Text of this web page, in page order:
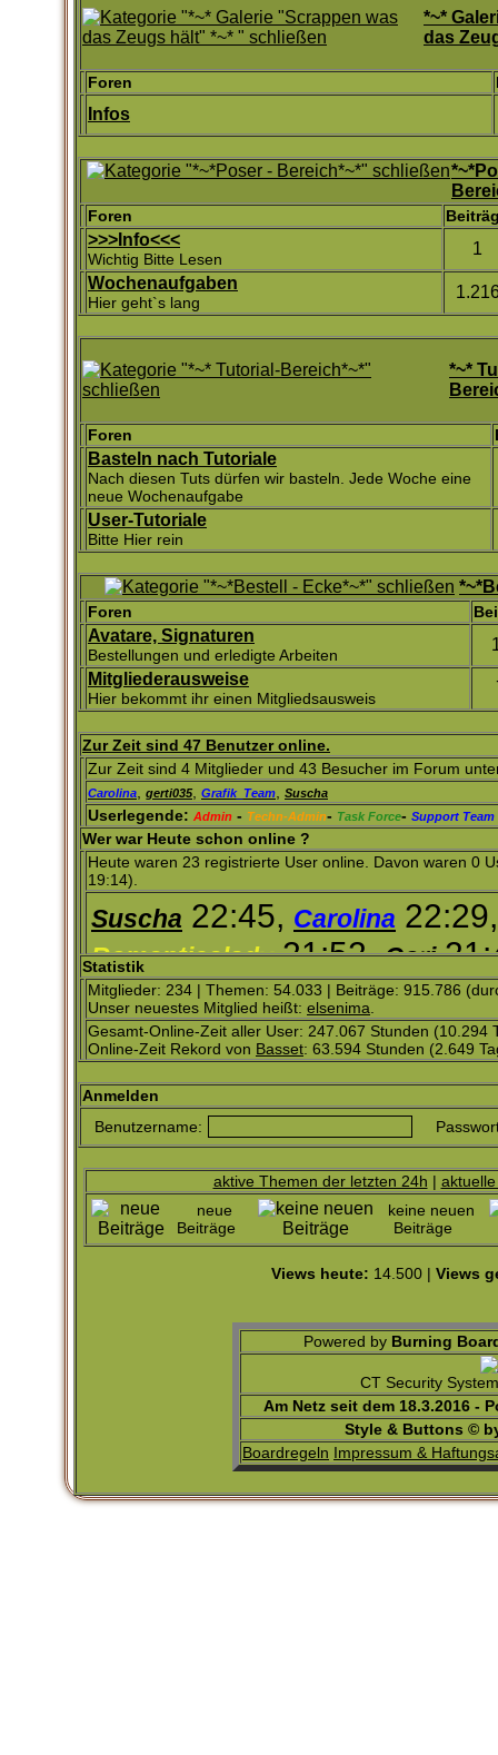
*~*
das
Foren
Infos
Foren
>>>Info<<<
Wichtig Bitte Lesen
1
Wochenaufgaben
Hier geht`s lang
*~*
Foren
Basteln nach Tutoriale
Nach diesen Tuts dürfen wir basteln. Jede Woche eine
neue Wochenaufgabe
User-Tutoriale
Bitte Hier rein
Foren
Avatare, Signaturen
Bestellungen und erledigte Arbeiten
Mitgliederausweise
Hier bekommt ihr einen Mitgliedsausweis
Zur Zeit sind 47 Benutzer online.
Zur Zeit sind 4 Mitglieder und 43 Besucher im Forum
Carolina gerti035, Grafik_Team Suscha
Userlegende: Admin - Techn-Admin- Task Force- Support Team
Wer war Heute schon online ?
Heute waren 23 registrierte User online. Davon waren 0
19:14).
Suscha 22:45, Carolina 22:29,
Romanticalady21:52, Cori
Mighomel21:09, Yogi19:59,
Monika18:04, Mausi5117:27,
Petra 835115:16, editha
Moni11:26, Manuela11:12,
Statistik
Mitglieder: 234 | Themen: 54.033 | Beiträge: 915.786
Unser neuestes Mitglied heißt: elsenima
Gesamt-Online-Zeit aller User: 247.067 Stunden (10.294
Online-Zeit Rekord von Basset: 63.594 Stunden (2.649
Anmelden
Benutzername:
aktive Themen der letzten 24h |
neue
Beiträge
keine neuen
Beiträge
Views heute: 14.500 | Views
Powered by Burning
CT Security
Am Netz seit dem 18.3.2016 -
Style & Buttons ©
Boardregeln Impressum &